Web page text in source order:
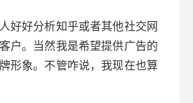
好好分析知乎或者其他社交网
户。当然我是希望提供广告的
形象。不管咋说，我现在也算